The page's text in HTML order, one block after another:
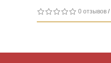
0 отзывов /